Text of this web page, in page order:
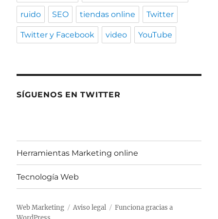
ruido SEO tiendas online Twitter
Twitter y Facebook video YouTube
SÍGUENOS EN TWITTER
Herramientas Marketing online
Tecnología Web
Web Marketing Aviso legal
Funciona gracias a